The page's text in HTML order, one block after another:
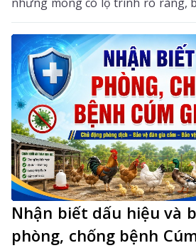
Nhận biết dấu hiệu và
phòng, chống bệnh